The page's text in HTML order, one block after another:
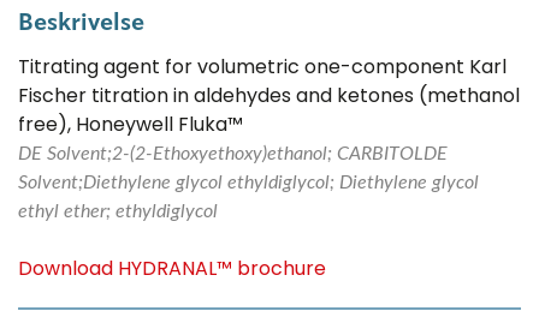
Beskrivelse
Titrating agent for volumetric one-component Karl
Fischer titration in aldehydes and ketones (methanol
free), Honeywell Fluka™
DE Solvent;2-(2-Ethoxyethoxy)ethanol; CARBITOLDE
Solvent;Diethylene glycol ethyldiglycol; Diethylene glycol
ethyl ether; ethyldiglycol
Download HYDRANAL™ brochure